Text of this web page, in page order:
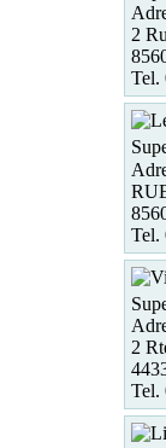
2
Tel.
Tel.
2
Tel.